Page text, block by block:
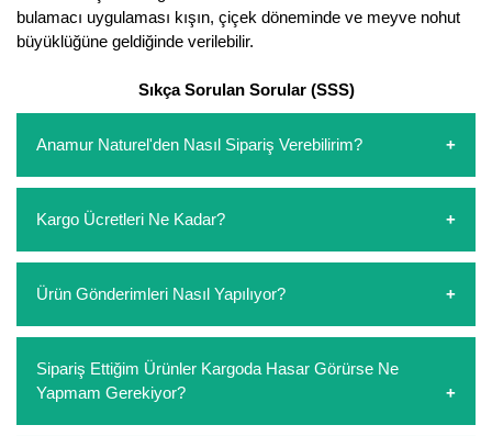
bulamacı uygulaması kışın, çiçek döneminde ve meyve nohut
büyüklüğüne geldiğinde verilebilir.
Sıkça Sorulan Sorular (SSS)
Anamur Naturel'den Nasıl Sipariş Verebilirim?
oluşturarak,iletişim numaralarımızdan bizi arayarak veya
whatsapp hattımızdan bizlere isteklerinizi yazarak sipariş
ödemelerini sipariş verdikten sonra havale/eft veya sipariş
Kargo Ücretleri Ne Kadar?
etmeyin diye 1500 lira ve üzerindeki siparişlerinizde
kargoyu biz karşılıyoruz. 1500 Lira altında kalan
kargo ücreti ödeme aşamasında sepetinize eklenecektir.
Ürün Gönderimleri Nasıl Yapılıyor?
paketlenip gönderim yapılmaktadır.
Sipariş Ettiğim Ürünler Kargoda Hasar Görürse Ne
Yapmam Gerekiyor?